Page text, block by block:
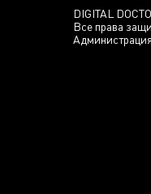
DIGITAL
Все права